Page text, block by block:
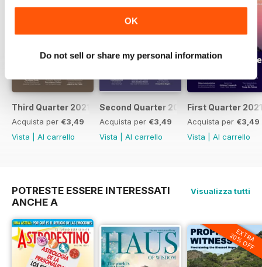
OK
Do not sell or share my personal information
Third Quarter 2021
Acquista per €3,49
Vista
Al carrello
Second Quarter 2021
Acquista per €3,49
Vista
Al carrello
First Quarter 2021
Acquista per €3,49
Vista
Al carrello
POTRESTE ESSERE INTERESSATI
ANCHE A
Visualizza tutti
EXTRA
20% OFF